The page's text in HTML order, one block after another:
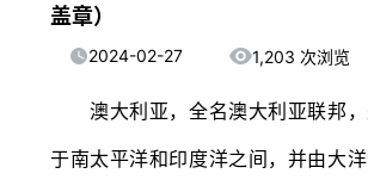
盖章）
2024-02-27 1,203 次浏览
澳大利亚，全名澳大利亚联邦，
于南太平洋和印度洋之间，并由大